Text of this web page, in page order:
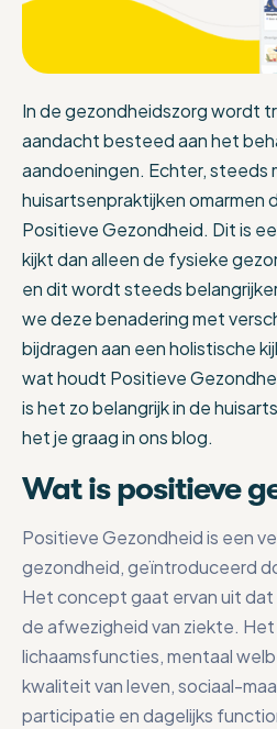
In de gezondheidszorg wordt
aandacht besteed aan het
aandoeningen. Echter, steeds
huisartsenpraktijken omarmen
Positieve Gezondheid. Dit is
kijkt dan alleen de fysieke
en dit wordt steeds
we deze benadering met
bijdragen aan een holistische
wat houdt Positieve
is het zo belangrijk in de
het je graag in ons blog.
Wat is positieve
Positieve Gezondheid is een
gezondheid, geïntroduceerd
Het concept gaat ervan uit dat
de afwezigheid van ziekte.
lichaamsfuncties, mentaal
kwaliteit van leven, sociaal-
participatie en dagelijks